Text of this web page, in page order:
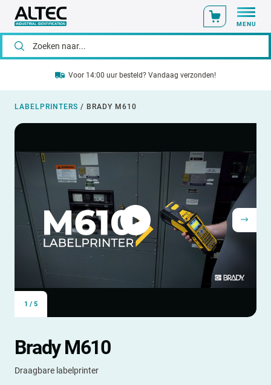
MENU
Voor 14:00 uur besteld? Vandaag verzonden!
LABELPRINTERS / BRADY M610
1 / 5
Brady M610
Draagbare labelprinter